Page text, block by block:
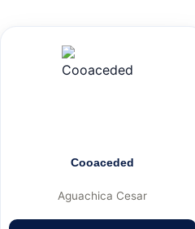
Cooaceded
Aguachica Cesar